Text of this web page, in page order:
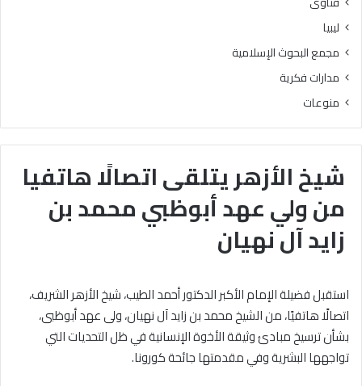
شيخ الأزهر يتلقى اتصالًا هاتفيا
من ولي عهد أبوظبي محمد بن
زايد آل نهيان
استقبل فضيلة الإمام الأكبر الدكتور أحمد الطيب، شيخ الأزهر الشريف،
اتصالًا هاتفيًا، من الشيخ محمد بن زايد آل نهيان، ولى عهد أبوظبى،
بشأن ترسيخ مبادئ وثيقة الأخوة الإنسانية في ظل التحديات التي
تواجهها البشرية وفي مقدمتها جائحة كورونا.
ليبيا
مجمع البحوث الإسلامية
مدارات فكرية
منوعات